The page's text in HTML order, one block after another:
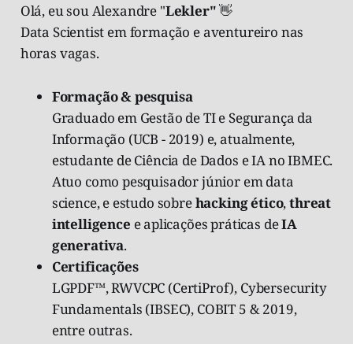
Olá, eu sou Alexandre "Lekler"👋
Data Scientist em formação e aventureiro nas
horas vagas.
Formação & pesquisa
Graduado em Gestão de TI e Segurança da
Informação (UCB - 2019) e, atualmente,
estudante de Ciência de Dados e IA no IBMEC.
Atuo como pesquisador júnior em data
science, e estudo sobrehacking ético,threat
intelligence e aplicações práticas deIA
generativa.
Certificações
LGPDF™, RWVCPC (CertiProf), Cybersecurity
Fundamentals (IBSEC), COBIT 5 & 2019,
entre outras.